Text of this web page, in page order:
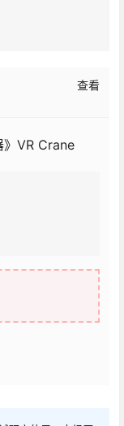
查看
》VR Crane